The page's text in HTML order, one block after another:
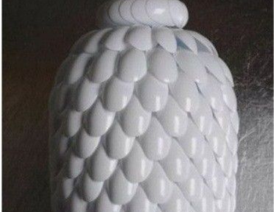
Guardar